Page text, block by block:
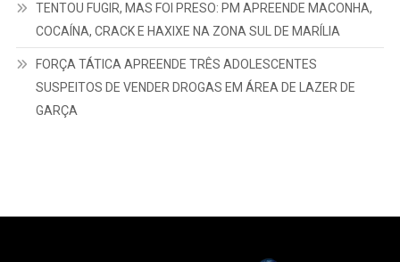
TENTOU FUGIR, MAS FOI PRESO: PM APREENDE MACONHA,
COCAÍNA, CRACK E HAXIXE NA ZONA SUL DE MARÍLIA
FORÇA TÁTICA APREENDE TRÊS ADOLESCENTES
SUSPEITOS DE VENDER DROGAS EM ÁREA DE LAZER DE
GARÇA